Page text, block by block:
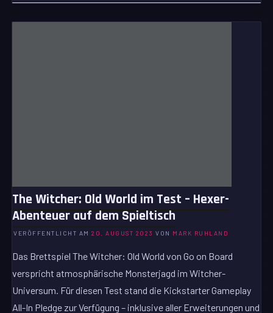
The Witcher: Old World im Test – Hexer-
Abenteuer auf dem Spieltisch
VERÖFFENTLICHT AM20. AUGUST 2023 VON MARK RUHLAND
Das Brettspiel The Witcher: Old World von Go on Board
verspricht atmosphärische Monsterjagd im Witcher-
Universum. Für diesen Test stand die Kickstarter Gameplay
All-In Pledge zur Verfügung – inklusive aller Erweiterungen und